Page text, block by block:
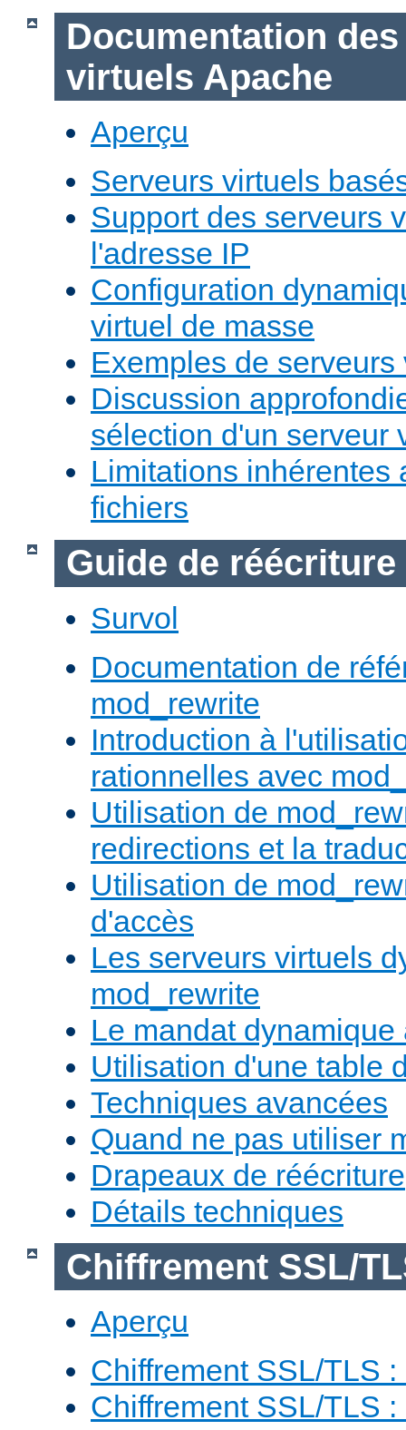
Documentation
virtuels Apache
Aperçu
Serveurs virtuels
Support des serveurs
l'adresse IP
Configuration
virtuel de masse
Exemples de serveurs
Discussion
sélection d'un serveur
Limitations inhérentes
fichiers
Guide de réécriture
Survol
Documentation de
mod_rewrite
Introduction à
rationnelles avec
Utilisation de
redirections et la
Utilisation de
d'accès
Les serveurs virtuels
mod_rewrite
Le mandat
Utilisation d'une table
Techniques avancées
Quand ne pas utiliser
Drapeaux de réécriture
Détails techniques
Chiffrement SSL/
Aperçu
Chiffrement SSL/TLS
Chiffrement SSL/TLS